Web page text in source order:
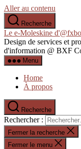
Aller au contenu
Recherche
Le e-Moleskine
Design de services et
d'information @ BXF
Menu
Home
À propos
Recherche
Rechercher :
Fermer la recherche
Fermer le menu